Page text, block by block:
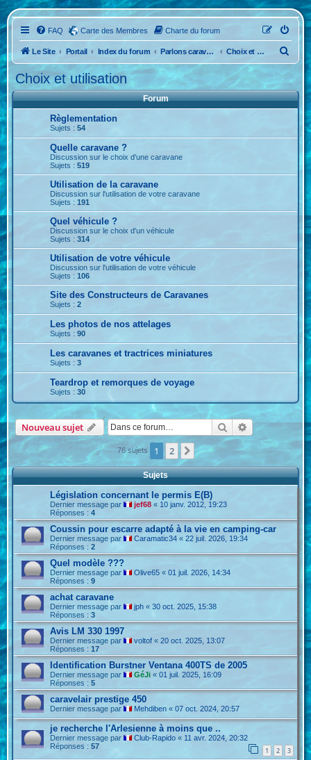
FAQ Carte des Membres Charte du forum
Le Site Portail Index du forum Parlons caravane et véhicule Choix et utilisation
c
h
Choix et utilisation
Forum
Règlementation
Sujets :54
Quelle caravane ?
Discussion sur le choix d'une caravane
Sujets :519
Utilisation de la caravane
Discussion sur l'utilisation de votre caravane
Sujets :191
Quel véhicule ?
Discussion sur le choix d'un véhicule
Sujets :314
Utilisation de votre véhicule
Discussion sur l'utilisation de votre véhicule
Sujets :106
Site des Constructeurs de Caravanes
Sujets :2
Les photos de nos attelages
Sujets :90
Les caravanes et tractrices miniatures
Sujets :3
Teardrop et remorques de voyage
Sujets :30
Nouveau sujet Rechercher
Recherche
76 sujets 1 2 Suivante
Sujets
Législation concernant le permis E(B)
Dernier message par jef68 « 10 janv. 2012, 19:23
Réponses :4
Coussin pour escarre adapté à la vie en camping-car
Dernier message par Caramatic34 «22 juil. 2026, 19:34
Réponses :2
Quel modèle ???
Dernier message par Olive65 «01 juil. 2026, 14:34
Réponses :9
achat caravane
Dernier message par jph «30 oct. 2025, 15:38
Réponses :3
Avis LM 330 1997
Dernier message par voltof «20 oct. 2025, 13:07
Réponses :17
Identification Burstner Ventana 400TS de 2005
Dernier message par GéJi «01 juil. 2025, 16:09
Réponses :5
caravelair prestige 450
Dernier message par Mehdiben «07 oct. 2024, 20:57
je recherche l'Arlesienne à moins que ..
Dernier message par Club-Rapido « 11 avr. 2024, 20:32
Réponses :57 1 2 3